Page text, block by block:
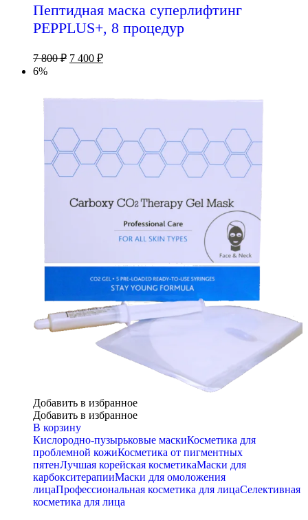
Пептидная маска суперлифтинг
PEPPLUS+, 8 процедур
7 800₽ 7 400 ₽
6%
Добавить в избранное
Добавить в избранное
В корзину
Кислородно-пузырьковые маскиКосметика для
проблемной кожиКосметика от пигментных
пятенЛучшая корейская косметикаМаски для
карбокситерапииМаски для омоложения
лицаПрофессиональная косметика для лицаСелективная
косметика для лица